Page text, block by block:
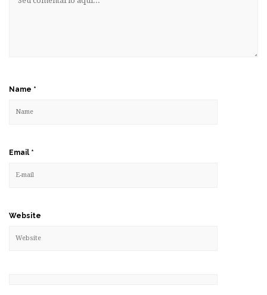
Name *
Email *
Website